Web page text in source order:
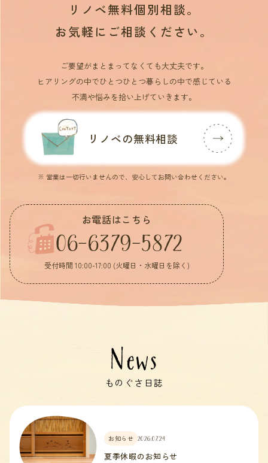
リノベ無料個別相談。
お気軽にご相談ください。
ご要望がまとまってなくても大丈夫です。
ヒアリングの中でひとつひとつ暮らしの中で感じている
不満や悩みを拾い上げていきます。
リノベの無料相談
※ 営業は一切行いませんので、安心してお問い合わせください。
お電話はこちら
06-6379-5872
受付時間 10:00-17:00 (火曜日・水曜日を除く)
News
ものぐさ日誌
お知らせ 2026.07.24
夏季休暇のお知らせ